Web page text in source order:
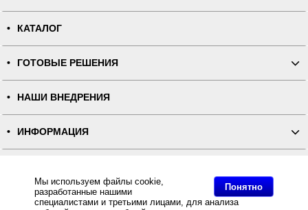
Понятно
Мы используем файлы cookie,
разработанные нашими
специалистами и третьими лицами, для анализа
КАТАЛОГ
ГОТОВЫЕ РЕШЕНИЯ
НАШИ ВНЕДРЕНИЯ
ИНФОРМАЦИЯ
ПОЛНАЯ ВЕРСИЯ